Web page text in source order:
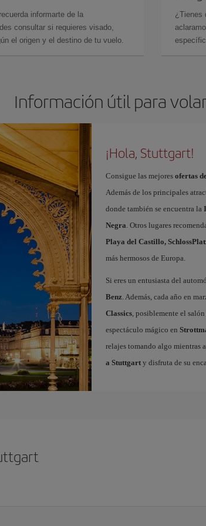
informarte de la
consultar si requieres visado,
el origen y el destino de tu vuelo.
¿Tienes
Información útil para
¡Hola, Stuttgart!
Consigue las mejores ofertas
Además de los principales
donde también se encuentra la
Negra. Otros lugares
Playa del Castillo,
más hermosos de Europa.
Si eres un entusiasta del
Benz. Además, cada año en
Classics, posiblemente el
espectáculo mágico en
relajes tomando algo mientras
a Stuttgarty disfruta de su